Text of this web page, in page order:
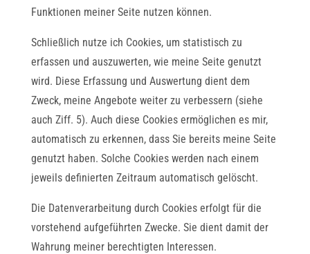
Funktionen meiner Seite nutzen können.
Schließlich nutze ich Cookies, um statistisch zu
erfassen und auszuwerten, wie meine Seite genutzt
wird. Diese Erfassung und Auswertung dient dem
Zweck, meine Angebote weiter zu verbessern (siehe
auch Ziff. 5). Auch diese Cookies ermöglichen es mir,
automatisch zu erkennen, dass Sie bereits meine Seite
genutzt haben. Solche Cookies werden nach einem
jeweils definierten Zeitraum automatisch gelöscht.
Die Datenverarbeitung durch Cookies erfolgt für die
vorstehend aufgeführten Zwecke. Sie dient damit der
Wahrung meiner berechtigten Interessen.